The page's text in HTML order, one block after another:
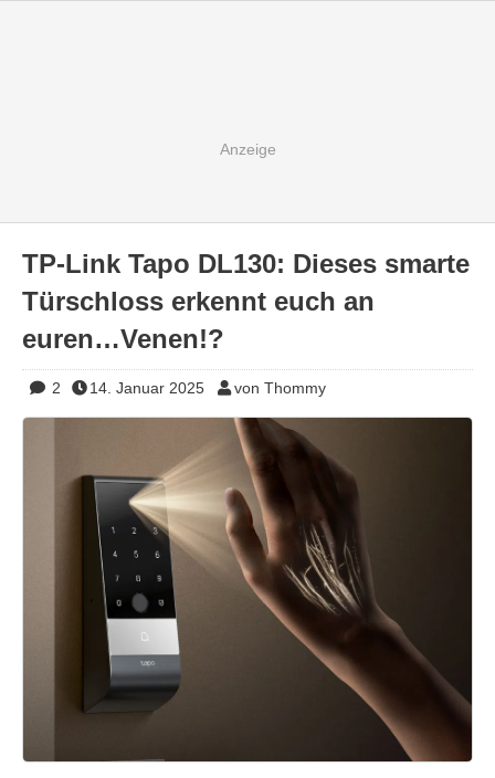
TP-Link Tapo DL130: Dieses smarte
Türschloss erkennt euch an
euren…Venen!?
2 14. Januar 2025 von Thommy